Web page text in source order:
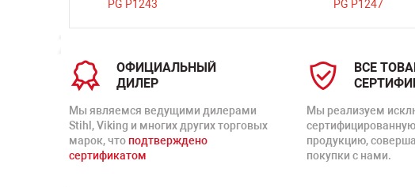
ОФИЦИАЛЬНЫЙ
ДИЛЕР
Мы являемся ведущими дилерами
Stihl, Viking и многих других торговых
марок, что подтверждено
сертификатом
ВСЕ
Мы реализуем
продукцию,
покупки с нами.